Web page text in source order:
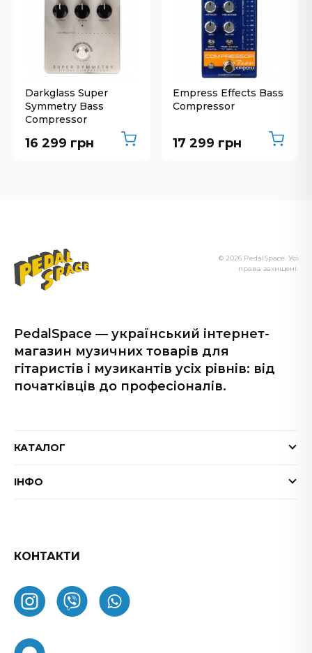
Darkglass Super
Symmetry Bass
Compressor
16 299 грн
Empress Effects Bass
Compressor
17 299 грн
PedalSpace — український інтернет-
магазин музичних товарів для
гітаристів і музикантів усіх рівнів: від
початківців до професіоналів.
© 2026 PedalSpace. Усі
права захищені.
КАТАЛОГ
Електрогітари
Підсилювачі
Комбопідсилювачі
ІНФО
Обмін та повернення товару
Як замовити
КОНТАКТИ